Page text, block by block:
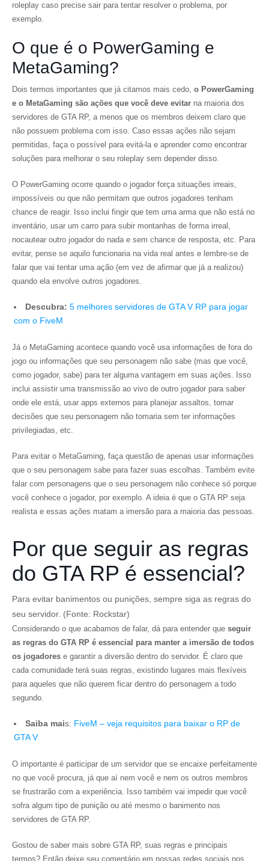
roleplay caso precise sair para tentar resolver o problema, por
exemplo.
O que é o PowerGaming e
MetaGaming?
Dois termos importantes que já citamos mais cedo, o PowerGaming
e o MetaGaming são ações que você deve evitar na maioria dos
servidores de GTA RP, a menos que os membros deixem claro que
não possuem problema com isso. Caso essas ações não sejam
permitidas, faça o possível para evitá-la e aprender como encontrar
soluções para melhorar o seu roleplay sem depender disso.
O PowerGaming ocorre quando o jogador força situações irreais,
impossíveis ou que não permitam que outros jogadores tenham
chance de reagir. Isso inclui fingir que tem uma arma que não está no
inventário, usar um carro para subir montanhas de forma irreal,
nocautear outro jogador do nada e sem chance de resposta, etc. Para
evitar, pense se aquilo funcionaria na vida real antes e lembre-se de
falar que vai tentar uma ação (em vez de afirmar que já a realizou)
quando ela envolve outros jogadores.
Descubra: 5 melhores servidores de GTA V RP para jogar
com o FiveM
Já o MetaGaming acontece quando você usa informações de fora do
jogo ou informações que seu personagem não sabe (mas que você,
como jogador, sabe) para ter alguma vantagem em suas ações. Isso
inclui assistir uma transmissão ao vivo de outro jogador para saber
onde ele está, usar apps externos para planejar assaltos, tomar
decisões que seu personagem não tomaria sem ter informações
privilegiadas, etc.
Para evitar o MetaGaming, faça questão de apenas usar informações
que o seu personagem sabe para fazer suas escolhas. Também evite
falar com personagens que o seu personagem não conhece só porque
você conhece o jogador, por exemplo. A ideia é que o GTA RP seja
realista e essas ações matam a imersão para a maioria das pessoas.
Por que seguir as regras
do GTA RP é essencial?
Para evitar banimentos ou punições, sempre siga as regras do
seu servidor. (Fonte: Rockstar)
Considerando o que acabamos de falar, dá para entender que seguir
as regras do GTA RP é essencial para manter a imersão de todos
os jogadores e garantir a diversão dentro do servidor. É claro que
cada comunidade terá suas regras, existindo lugares mais flexíveis
para aqueles que não querem ficar dentro do personagem a todo
segundo.
Saiba mais: FiveM – veja requisitos para baixar o RP de
GTA V
O importante é participar de um servidor que se encaixe perfeitamente
no que você procura, já que aí nem você e nem os outros membros
se frustrarão com a experiência. Isso também vai impedir que você
sofra algum tipo de punição ou até mesmo o banimento nos
servidores de GTA RP.
Gostou de saber mais sobre GTA RP, suas regras e principais
termos? Então deixe seu comentário em nossas redes sociais nos